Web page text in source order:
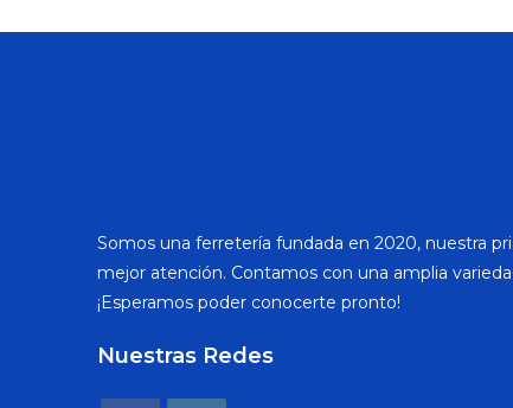
Somos una ferretería fundada en 2020, nuestra
mejor atención. Contamos con una amplia
¡Esperamos poder conocerte pronto!
Nuestras Redes